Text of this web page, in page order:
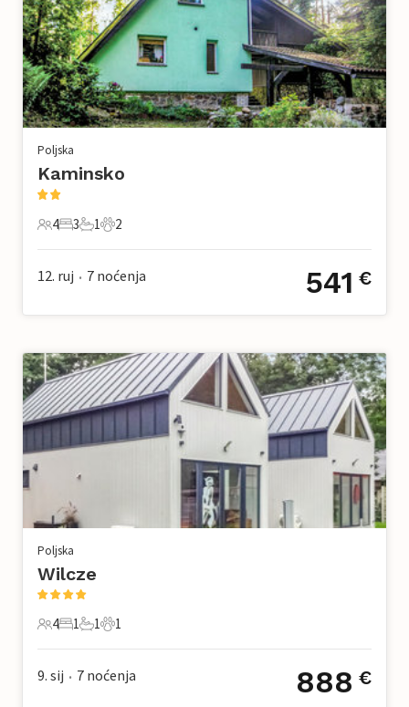
Poljska
Kaminsko
4 Gosti
4
3 Spavaće sobe
3
1 Kupaonica
1
2 Kućni ljubimac
2
12. ruj • 7 noćenja 541 €
Poljska
Wilcze
4 Gosti
4
1 Spavaća soba
1
1 Kupaonica
1
1 Kućni ljubimac
1
9. sij • 7 noćenja 888 €